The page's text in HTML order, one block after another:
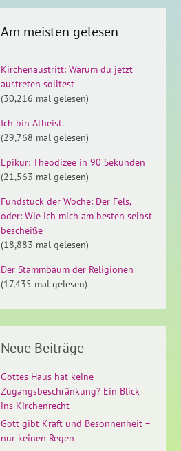
Am meisten gelesen
Kirchenaustritt: Warum du jetzt
austreten solltest
(30,216 mal gelesen)
Ich bin Atheist.
(29,768 mal gelesen)
Epikur: Theodizee in 90 Sekunden
(21,563 mal gelesen)
Fundstück der Woche: Der Fels,
oder: Wie ich mich am besten selbst
bescheiße
(18,883 mal gelesen)
Der Stammbaum der Religionen
(17,435 mal gelesen)
Neue Beiträge
Gottes Haus hat keine
Zugangsbeschränkung? Ein Blick
ins Kirchenrecht
Gott gibt Kraft und Besonnenheit –
nur keinen Regen